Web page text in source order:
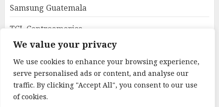
We value your privacy
We use cookies to enhance your browsing experience,
serve personalised ads or content, and analyse our
traffic. By clicking "Accept All", you consent to our use
of cookies.
Samsung Guatemala
TCL Centroamerica
Uncategorized
World Latam
Xiaomi Guatemala